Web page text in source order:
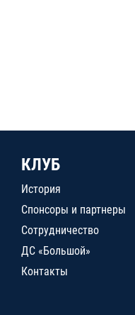
КЛУБ
История
Спонсоры и партнеры
Сотрудничество
ДС «Большой»
Контакты